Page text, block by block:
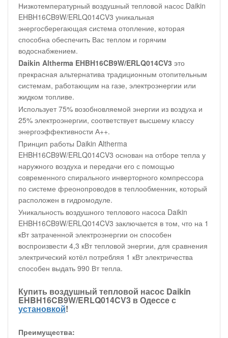
Низкотемпературный воздушный тепловой насос Daikin
EHBH16CB9W/ERLQ014CV3 уникальная
энергосберегающая система отопление, которая
способна обеспечить Вас теплом и горячим
водоснабжением.
Daikin Altherma EHBH16CB9W/ERLQ014CV3 это
прекрасная альтернатива традиционным отопительным
системам, работающим на газе, электроэнергии или
жидком топливе.
Использует 75% возобновляемой энергии из воздуха и
25% электроэнергии, соответствует высшему классу
энергоэффективности А++.
Принцип работы Daikin Altherma
EHBH16CB9W/ERLQ014CV3 основан на отборе тепла у
наружного воздуха и передачи его с помощью
современного спирального инверторного компрессора
по системе фреонопроводов в теплообменник, который
расположен в гидромодуле.
Уникальность воздушного теплового насоса Daikin
EHBH16CB9W/ERLQ014CV3 заключается в том, что на 1
кВт затраченной электроэнергии он способен
воспроизвести 4,3 кВт тепловой энергии, для сравнения
электрический котёл потребляя 1 кВт электричества
способен выдать 990 Вт тепла.
Купить воздушный тепловой насос Daikin
EHBH16CB9W/ERLQ014CV3 в Одессе с
установкой!
Преимущества: